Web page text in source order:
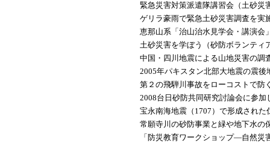
緊急災害対策派遣隊講習会（土砂災
ゲリラ豪雨で緊急土砂災害調査を実
恵那山系「治山治水見学会・講演会
土砂災害を学ぼう（砂防ボランティ
中国・四川地震による山地災害の調
2005年パキスタン北部大地震の震後
第２の飛騨川事故をローコストで防
2008台日砂防共同研究討論会に参加
宝永南海地震（1707）で形成され
常願寺川の砂防事業と緑や地下水の
「防災教育ワークショップ―自然